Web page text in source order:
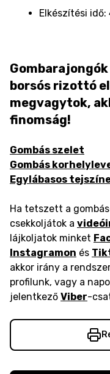
Elkészítési idő:
borsós rizottó
megvagytok,
finomság!
Gombás szelet
Gombás
Egylábasos
Ha tetszett a
csekkoljátok a
lájkoljatok minket
Instagramon és
akkor irány a
profilunk, vagy a
jelentkező Viber-